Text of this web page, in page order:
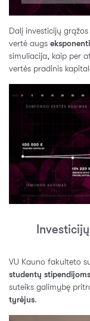
Dalį investicijų grąžos
vertė augs
simuliacija, kaip per
vertės pradinis
VU Kauno fakulteto
studentų
suteiks galimybę
tyrėjus.